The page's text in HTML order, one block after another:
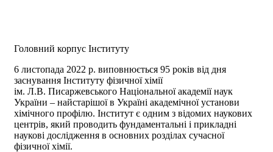
Головний корпус Інституту
6 листопада 2022 р. виповнюється 95 років від дня
заснування Інституту фізичної хімії
ім. Л.В. Писаржевського Національної академії наук
України – найстарішої в Україні академічної установи
хімічного профілю. Інститут є одним з відомих наукових
центрів, який проводить фундаментальні і прикладні
наукові дослідження в основних розділах сучасної
фізичної хімії.